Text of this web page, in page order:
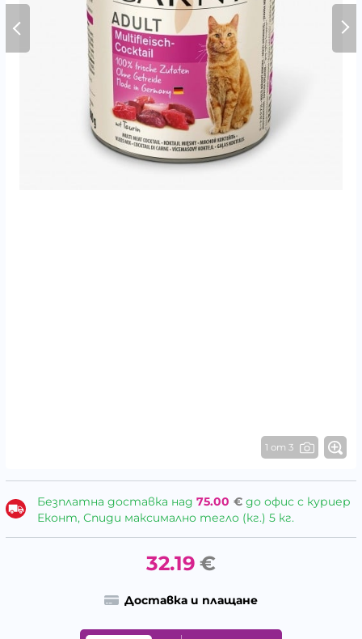
1 от 3
Безплатна доставка над 75.00 €до офис с куриер
Еконт, Спиди максимално тегло (кг.) 5 кг.
32.19 €
Доставка и плащане